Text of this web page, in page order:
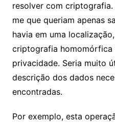
resolver com
me que queriam apenas
havia em uma
criptografia homomórfica
privacidade. Seria muito
descrição dos dados
encontradas.
Por exemplo, esta